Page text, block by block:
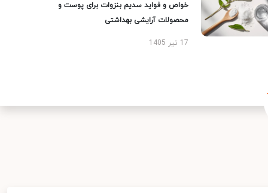
خواص و فواید سدیم بنزوات برای پوست و
محصولات آرایشی بهداشتی
17 تیر 1405